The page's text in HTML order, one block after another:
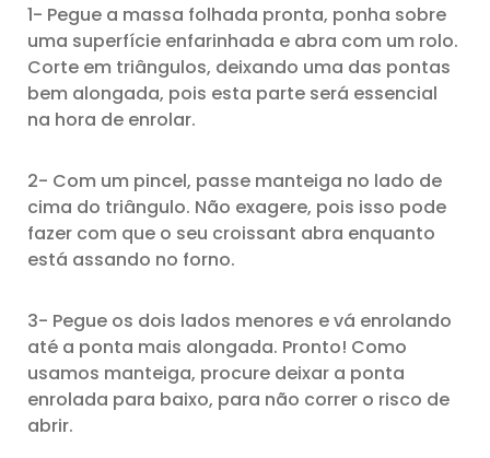
1- Pegue a massa folhada pronta, ponha sobre
uma superfície enfarinhada e abra com um rolo.
Corte em triângulos, deixando uma das pontas
bem alongada, pois esta parte será essencial
na hora de enrolar.
2- Com um pincel, passe manteiga no lado de
cima do triângulo. Não exagere, pois isso pode
fazer com que o seu croissant abra enquanto
está assando no forno.
3- Pegue os dois lados menores e vá enrolando
até a ponta mais alongada. Pronto! Como
usamos manteiga, procure deixar a ponta
enrolada para baixo, para não correr o risco de
abrir.